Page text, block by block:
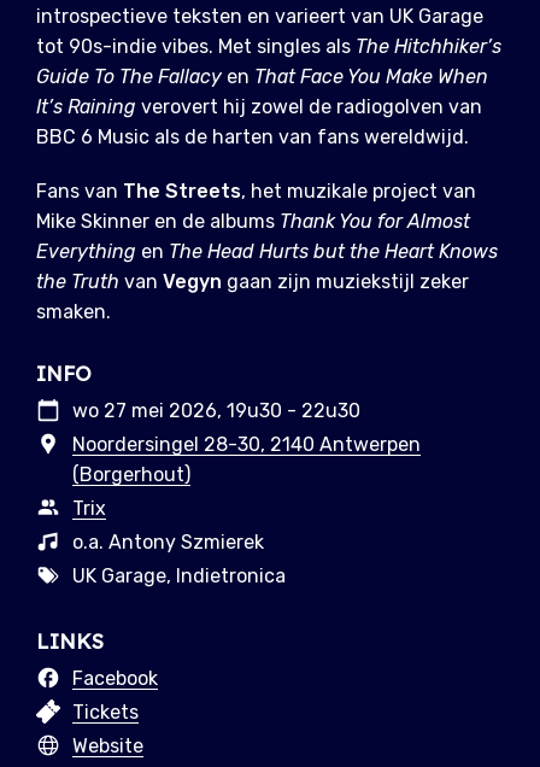
introspectieve teksten en varieert van UK Garage
tot 90s-indie vibes. Met singles als The Hitchhiker’s
Guide To The Fallacy en That Face You Make When
It’s Raining verovert hij zowel de radiogolven van
BBC 6 Music als de harten van fans wereldwijd.
Fans van The Streets, het muzikale project van
Mike Skinner en de albums Thank You for Almost
Everything en The Head Hurts but the Heart Knows
the Truth van Vegyn gaan zijn muziekstijl zeker
smaken.
INFO
wo 27 mei 2026, 19u30 - 22u30
Noordersingel 28-30, 2140 Antwerpen
(Borgerhout)
Trix
o.a. Antony Szmierek
UK Garage, Indietronica
LINKS
Facebook
Tickets
Website